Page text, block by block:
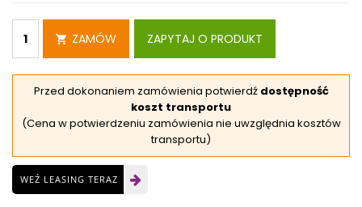
ZAMÓW ZAPYTAJ O PRODUKT
Przed dokonaniem zamówienia potwierdź dostępność
koszt transportu
(Cena w potwierdzeniu zamówienia nie uwzględnia kosztów
transportu)
WEŹ LEASING TERAZ